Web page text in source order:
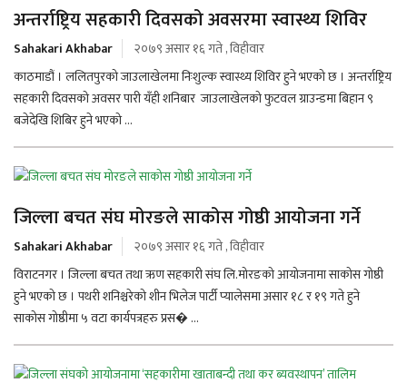
अन्तर्राष्ट्रिय सहकारी दिवसको अवसरमा स्वास्थ्य शिविर
Sahakari Akhabar
२०७९ असार १६ गते , विहीवार
काठमाडौं । ललितपुरको जाउलाखेलमा निःशुल्क स्वास्थ्य शिविर हुने भएको छ । अन्तर्राष्ट्रिय
सहकारी दिवसको अवसर पारी यँही शनिबार जाउलाखेलको फुटवल ग्राउन्डमा बिहान ९
बजेदेखि शिबिर हुने भएको ...
जिल्ला बचत संघ मोरङले साकोस गोष्ठी आयोजना गर्ने
Sahakari Akhabar
२०७९ असार १६ गते , विहीवार
विराटनगर । जिल्ला बचत तथा ऋण सहकारी संघ लि.मोरङको आयोजनामा साकोस गोष्ठी
हुने भएको छ । पथरी शनिश्चरेको शीन भिलेज पार्टी प्यालेसमा असार १८ र १९ गते हुने
साकोस गोष्ठीमा ५ वटा कार्यपत्रहरु प्रस� ...